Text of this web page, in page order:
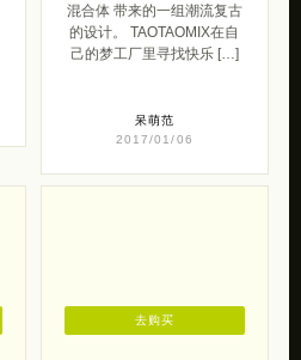
混合体 带来的一组潮流复古
的设计。 TAOTAOMIX在自
己的梦工厂里寻找快乐 […]
呆萌范
2017/01/06
去购买